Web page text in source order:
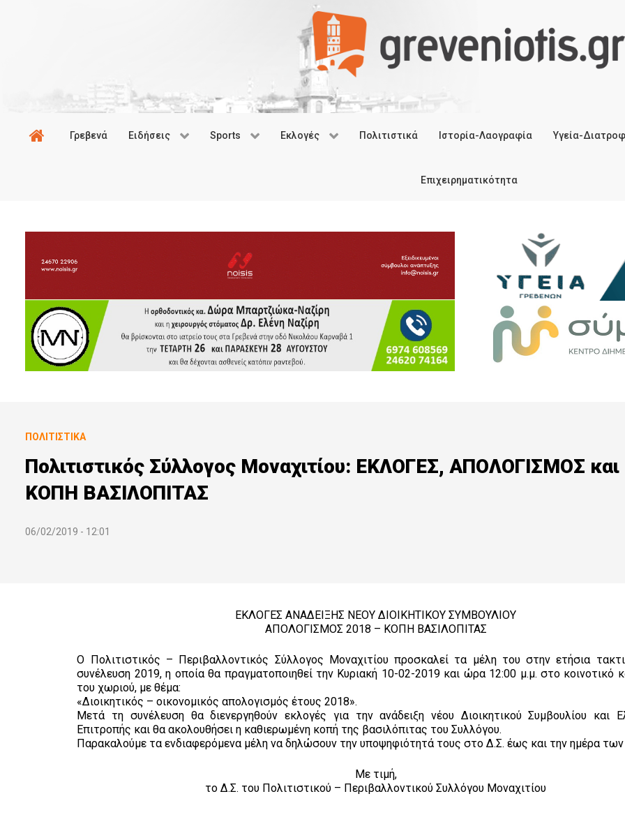
Γρεβενά Ειδήσεις Sports Εκλογές Πολιτιστικά Ιστορία-Λαογραφία Υγεία-
Επιχειρηματικότητα
ΠΟΛΙΤΙΣΤΙΚΆ
Πολιτιστικός Σύλλογος Μοναχιτίου: ΕΚΛΟΓΕΣ, ΑΠΟΛΟΓΙΣΜΟΣ και
ΚΟΠΗ ΒΑΣΙΛΟΠΙΤΑΣ
06/02/2019 - 12:01
ΕΚΛΟΓΕΣ ΑΝΑΔΕΙΞΗΣ ΝΕΟΥ ΔΙΟΙΚΗΤΙΚΟΥ ΣΥΜΒΟΥΛΙΟΥ
ΑΠΟΛΟΓΙΣΜΟΣ 2018 – ΚΟΠΗ ΒΑΣΙΛΟΠΙΤΑΣ
Ο Πολιτιστικός – Περιβαλλοντικός Σύλλογος Μοναχιτίου προσκαλεί τα μέλη του στην ετήσια
συνέλευση 2019, η οποία θα πραγματοποιηθεί την Κυριακή 10-02-2019 και ώρα 12:00 μ.μ. στο κοινοτικό
του χωριού, με θέμα:
«Διοικητικός – οικονομικός απολογισμός έτους 2018».
Μετά τη συνέλευση θα διενεργηθούν εκλογές για την ανάδειξη νέου Διοικητικού Συμβουλίου και
Επιτροπής και θα ακολουθήσει η καθιερωμένη κοπή της βασιλόπιτας του Συλλόγου.
Παρακαλούμε τα ενδιαφερόμενα μέλη να δηλώσουν την υποψηφιότητά τους στο Δ.Σ. έως και την ημέρα
Με τιμή,
το Δ.Σ. του Πολιτιστικού – Περιβαλλοντικού Συλλόγου Μοναχιτίου